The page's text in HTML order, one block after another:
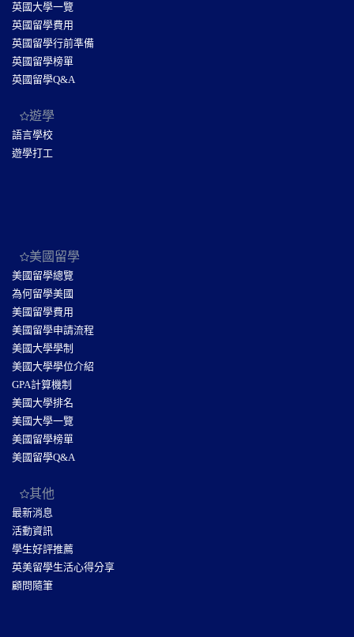
英國大學一覽
英國留學費用
英國留學行前準備
英國留學榜單
英國留學Q&A
遊學
語言學校
遊學打工
美國留學
美國留學總覽
為何留學美國
美國留學費用
美國留學申請流程
美國大學學制
美國大學學位介紹
GPA計算機制
美國大學排名
美國大學一覽
美國留學榜單
美國留學Q&A
其他
最新消息
活動資訊
學生好評推薦
英美留學生活心得分享
顧問隨筆